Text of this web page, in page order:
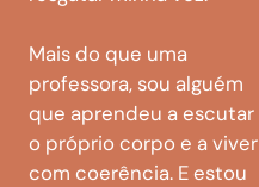
Mais do que uma
professora, sou alguém
que aprendeu a escutar
o próprio corpo e a viver
com coerência. E estou